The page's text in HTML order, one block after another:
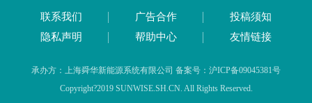
联系我们 广告合作
投稿须知
隐私声明
帮助中心 友情链接
承办方：上海舜华新能源系统有限公司 备案号：沪ICP备09045381号
Copyright?2019 SUNWISE.SH.CN. All Rights Reserved.